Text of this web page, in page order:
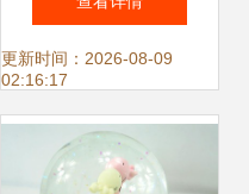
品制造商
更新时间：2026-08-09
02:16:17